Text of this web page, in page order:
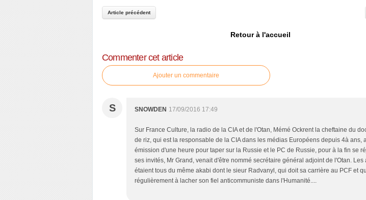
Article précédent
Retour à l'accueil
Commenter cet article
Ajouter un commentaire
S SNOWDEN 17/09/2016 17:49
Sur France Culture, la radio de la CIA et de l'Otan, Mémé Ockrent la cheftaine du
de riz, qui est la responsable de la CIA dans les médias Européens depuis 4à ans,
émission d'une heure pour taper sur la Russie et le PC de Russie, pour à la fin se
ses invités, Mr Grand, venait d'être nommé secrétaire général adjoint de l'Otan. Les
étaient tous du même akabi dont le sieur Radvanyl, qui doit sa carrière au PCF et
régulièrement à lacher son fiel anticommuniste dans l'Humanité....